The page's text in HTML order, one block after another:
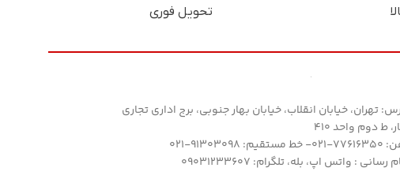
تحویل فوری
تهران، خیابان انقلاب، خیابان بهار جنوبی، برج اداری تجاری
ط دوم واحد 410
91303098-021
رسانی : واتس اپ، بله، تلگرام: 09031233607